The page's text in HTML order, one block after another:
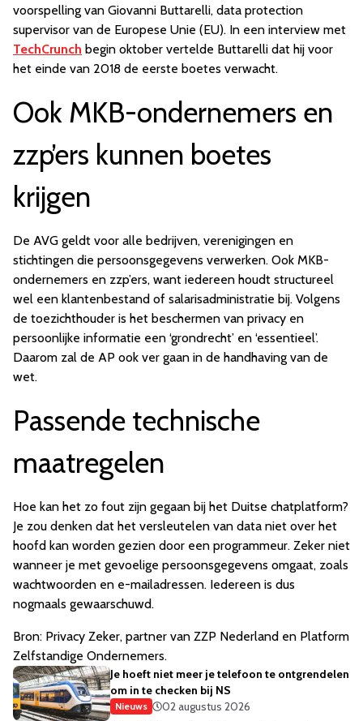
voorspelling van Giovanni Buttarelli, data protection
supervisor van de Europese Unie (EU). In een interview met
TechCrunch begin oktober vertelde Buttarelli dat hij voor
het einde van 2018 de eerste boetes verwacht.
Ook MKB-ondernemers en
zzp’ers kunnen boetes
krijgen
De AVG geldt voor alle bedrijven, verenigingen en
stichtingen die persoonsgegevens verwerken. Ook MKB-
ondernemers en zzp’ers, want iedereen houdt structureel
wel een klantenbestand of salarisadministratie bij. Volgens
de toezichthouder is het beschermen van privacy en
persoonlijke informatie een ‘grondrecht’ en ‘essentieel’.
Daarom zal de AP ook ver gaan in de handhaving van de
wet.
Passende technische
maatregelen
Hoe kan het zo fout zijn gegaan bij het Duitse chatplatform?
Je zou denken dat het versleutelen van data niet over het
hoofd kan worden gezien door een programmeur. Zeker niet
wanneer je met gevoelige persoonsgegevens omgaat, zoals
wachtwoorden en e-mailadressen. Iedereen is dus
nogmaals gewaarschuwd.
Bron: Privacy Zeker, partner van ZZP Nederland en Platform
Zelfstandige Ondernemers.
Je hoeft niet meer je telefoon te ontgrendelen
om in te checken bij NS
Nieuws
02 augustus 2026